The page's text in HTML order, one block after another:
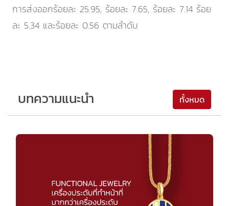
การส่งออกร้อยละ 25.95, ร้อยละ 7.65, ร้อยละ 7.14 ร้อย
ละ 5.34 และร้อยละ 0.56 ตามลำดับ
บทความแนะนำ ทั้งหมด